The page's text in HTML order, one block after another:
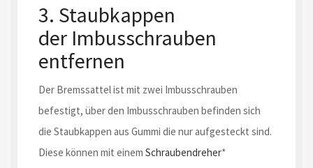
3. Staubkappen
der Imbusschrauben
entfernen
Der Bremssattel ist mit zwei Imbusschrauben
befestigt, über den Imbusschrauben befinden sich
die Staubkappen aus Gummi die nur aufgesteckt sind.
Diese können mit einem Schraubendreher*